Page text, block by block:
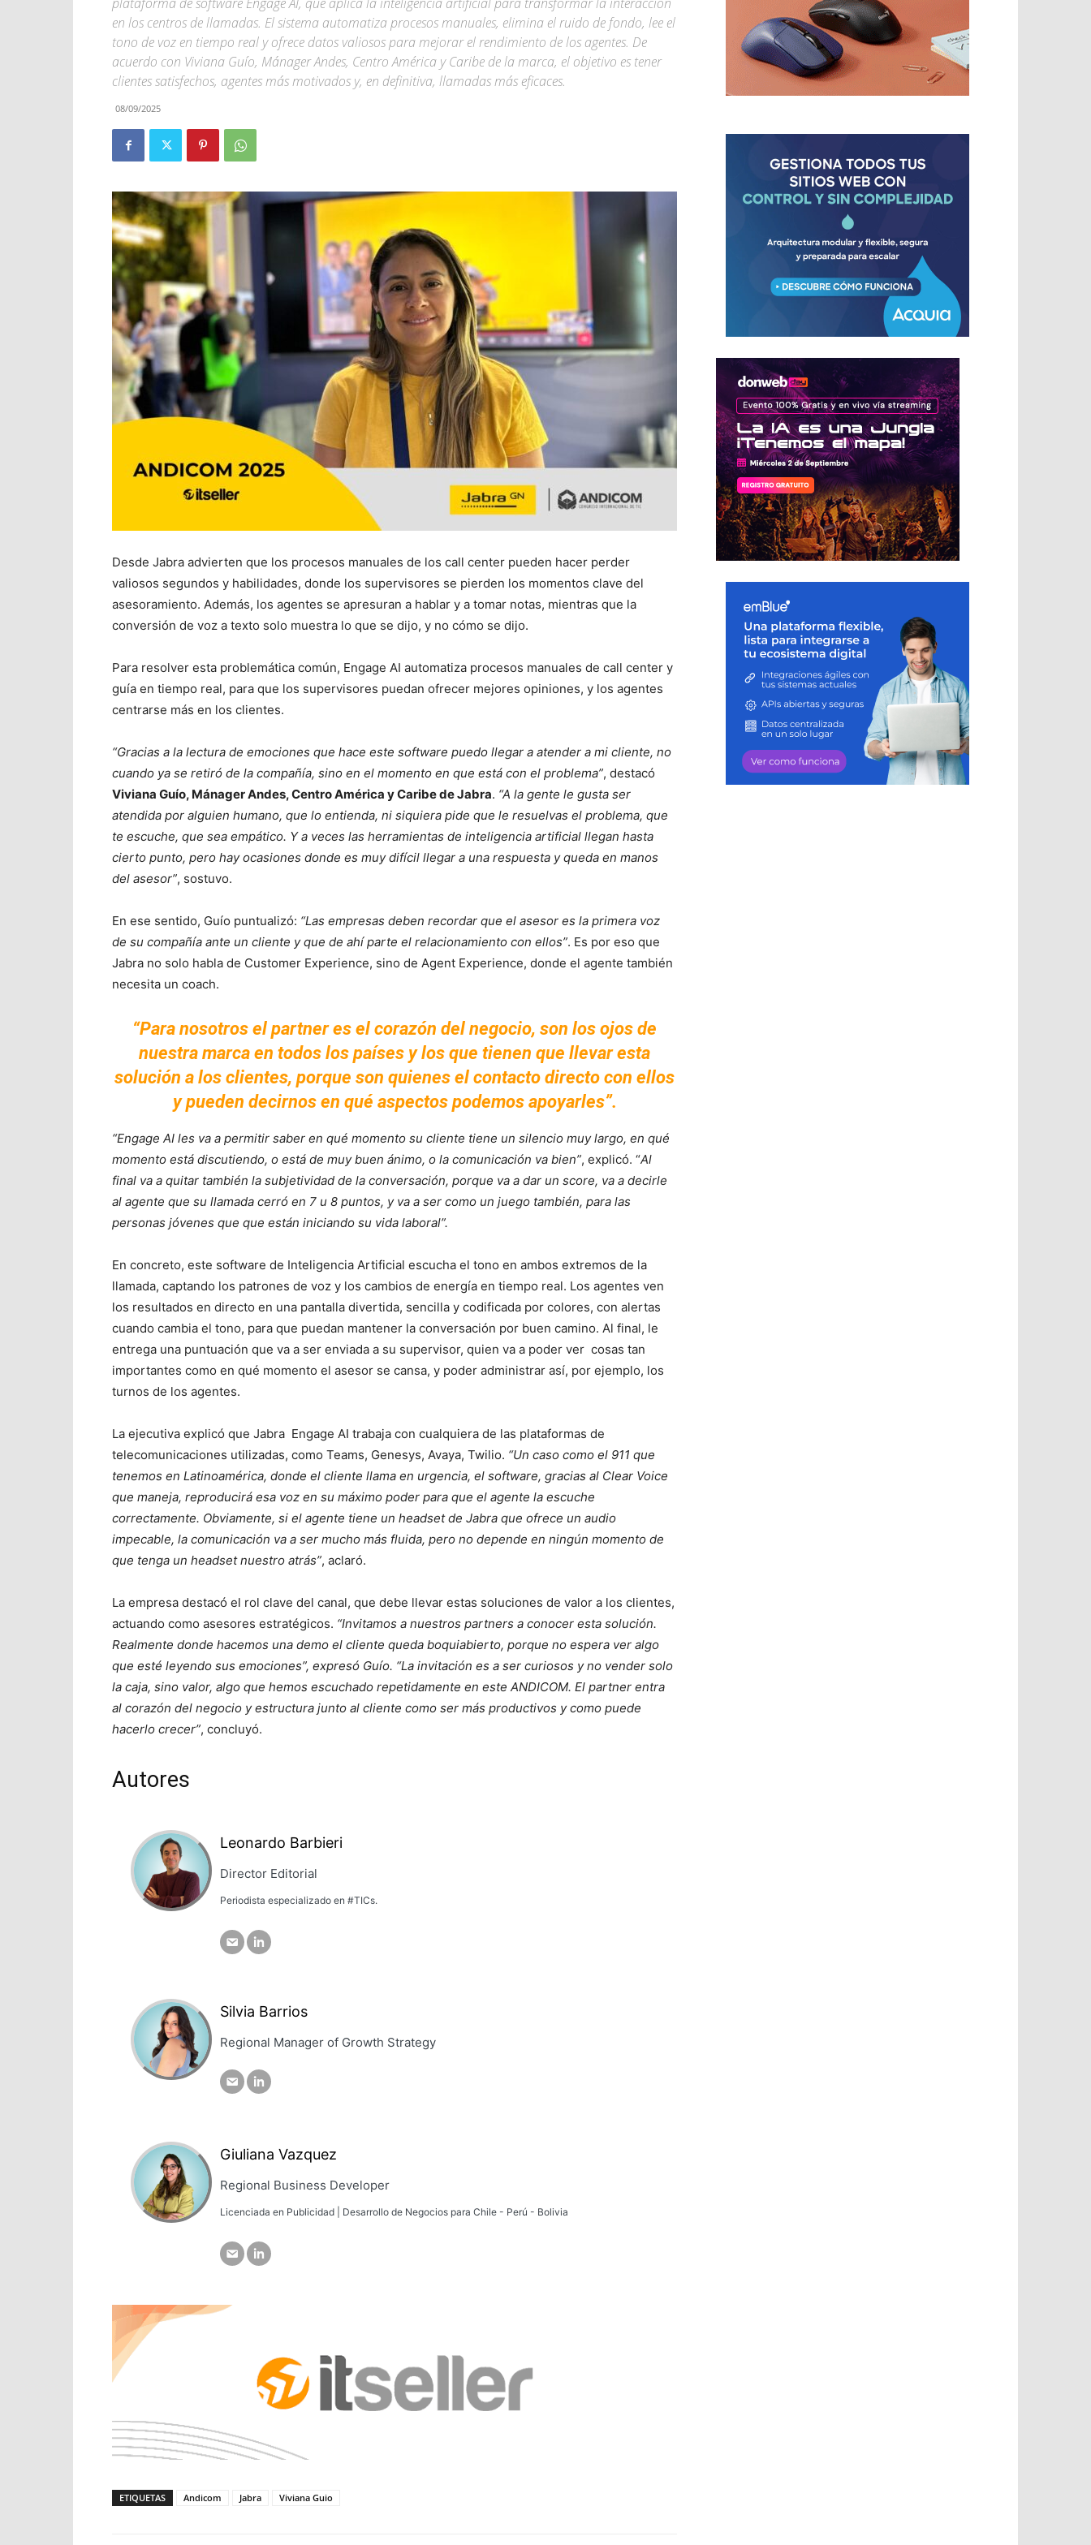
en los centros de llamadas. El sistema automatiza procesos manuales, elimina el ruido de fondo, lee el
tono de voz en tiempo real y ofrece datos valiosos para mejorar el rendimiento de los agentes. De
acuerdo con Viviana Guío, Mánager Andes, Centro América y Caribe de la marca, el objetivo es tener
clientes satisfechos, agentes más motivados y, en definitiva, llamadas más eficaces.
08/09/2025
Desde Jabra advierten que los procesos manuales de los call center pueden hacer perder
valiosos segundos y habilidades, donde los supervisores se pierden los momentos clave del
asesoramiento. Además, los agentes se apresuran a hablar y a tomar notas, mientras que la
conversión de voz a texto solo muestra lo que se dijo, y no cómo se dijo.
Para resolver esta problemática común, Engage AI automatiza procesos manuales de call center y
guía en tiempo real, para que los supervisores puedan ofrecer mejores opiniones, y los agentes
centrarse más en los clientes.
“Gracias a la lectura de emociones que hace este software puedo llegar a atender a mi cliente, no
cuando ya se retiró de la compañía, sino en el momento en que está con el problema”, destacó
Viviana Guío, Mánager Andes, Centro América y Caribe de Jabra. “A la gente le gusta ser
atendida por alguien humano, que lo entienda, ni siquiera pide que le resuelvas el problema, que
te escuche, que sea empático. Y a veces las herramientas de inteligencia artificial llegan hasta
cierto punto, pero hay ocasiones donde es muy difícil llegar a una respuesta y queda en manos
del asesor”, sostuvo.
En ese sentido, Guío puntualizó: “Las empresas deben recordar que el asesor es la primera voz
de su compañía ante un cliente y que de ahí parte el relacionamiento con ellos”. Es por eso que
Jabra no solo habla de Customer Experience, sino de Agent Experience, donde el agente también
necesita un coach.
“Para nosotros el partner es el corazón del negocio, son los ojos de
nuestra marca en todos los países y los que tienen que llevar esta
solución a los clientes, porque son quienes el contacto directo con ellos
y pueden decirnos en qué aspectos podemos apoyarles”.
“Engage AI les va a permitir saber en qué momento su cliente tiene un silencio muy largo, en qué
momento está discutiendo, o está de muy buen ánimo, o la comunicación va bien”, explicó. “Al
final va a quitar también la subjetividad de la conversación, porque va a dar un score, va a decirle
al agente que su llamada cerró en 7 u 8 puntos, y va a ser como un juego también, para las
personas jóvenes que que están iniciando su vida laboral”.
En concreto, este software de Inteligencia Artificial escucha el tono en ambos extremos de la
llamada, captando los patrones de voz y los cambios de energía en tiempo real. Los agentes ven
los resultados en directo en una pantalla divertida, sencilla y codificada por colores, con alertas
cuando cambia el tono, para que puedan mantener la conversación por buen camino. Al final, le
entrega una puntuación que va a ser enviada a su supervisor, quien va a poder ver cosas tan
importantes como en qué momento el asesor se cansa, y poder administrar así, por ejemplo, los
turnos de los agentes.
La ejecutiva explicó que Jabra Engage AI trabaja con cualquiera de las plataformas de
telecomunicaciones utilizadas, como Teams, Genesys, Avaya, Twilio. “Un caso como el 911 que
tenemos en Latinoamérica, donde el cliente llama en urgencia, el software, gracias al Clear Voice
que maneja, reproducirá esa voz en su máximo poder para que el agente la escuche
correctamente. Obviamente, si el agente tiene un headset de Jabra que ofrece un audio
impecable, la comunicación va a ser mucho más fluida, pero no depende en ningún momento de
que tenga un headset nuestro atrás”, aclaró.
La empresa destacó el rol clave del canal, que debe llevar estas soluciones de valor a los clientes,
actuando como asesores estratégicos. “Invitamos a nuestros partners a conocer esta solución.
Realmente donde hacemos una demo el cliente queda boquiabierto, porque no espera ver algo
que esté leyendo sus emociones”, expresó Guío. “La invitación es a ser curiosos y no vender solo
la caja, sino valor, algo que hemos escuchado repetidamente en este ANDICOM. El partner entra
al corazón del negocio y estructura junto al cliente como ser más productivos y como puede
hacerlo crecer”, concluyó.
Autores
Leonardo Barbieri
Director Editorial
Periodista especializado en #TICs.
Silvia Barrios
Regional Manager of Growth Strategy
Giuliana Vazquez
Regional Business Developer
Licenciada en Publicidad | Desarrollo de Negocios para Chile - Perú - Bolivia
ETIQUETAS Andicom Jabra Viviana Guio